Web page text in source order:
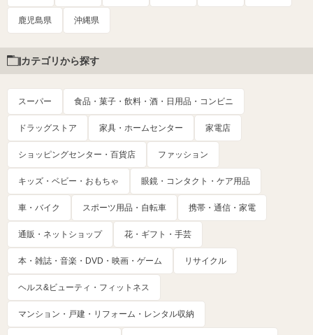
鹿児島県 沖縄県
カテゴリから探す
スーパー 食品・菓子・飲料・酒・日用品・コンビニ
ドラッグストア 家具・ホームセンター 家電店
ショッピングセンター・百貨店 ファッション
キッズ・ベビー・おもちゃ 眼鏡・コンタクト・ケア用品
車・バイク スポーツ用品・自転車 携帯・通信・家電
通販・ネットショップ 花・ギフト・手芸
本・雑誌・音楽・DVD・映画・ゲーム リサイクル
ヘルス&ビューティ・フィットネス
マンション・戸建・リフォーム・レンタル収納